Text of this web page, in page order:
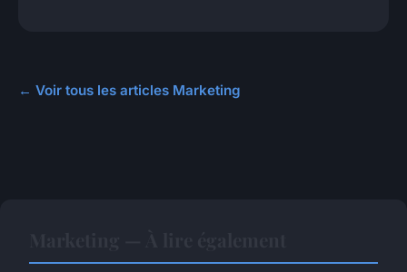
← Voir tous les articles Marketing